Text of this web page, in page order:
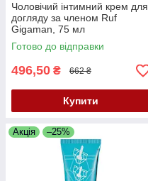
Чоловічий інтимний крем для
догляду за членом Ruf
Gigaman, 75 мл
Готово до відправки
496,50 ₴ 662 ₴
Купити
Акція –25%